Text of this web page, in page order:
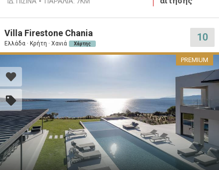
Villa Firestone Chania
Ελλάδα · Κρήτη · Χανιά Χάρτης
10
PREMIUM